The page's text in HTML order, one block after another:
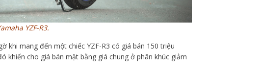
YZF-R3.
khi mang đến một chiếc YZF-R3 có giá bán 150 triệu
khiến cho giá bán mặt bằng giá chung ở phân khúc giảm